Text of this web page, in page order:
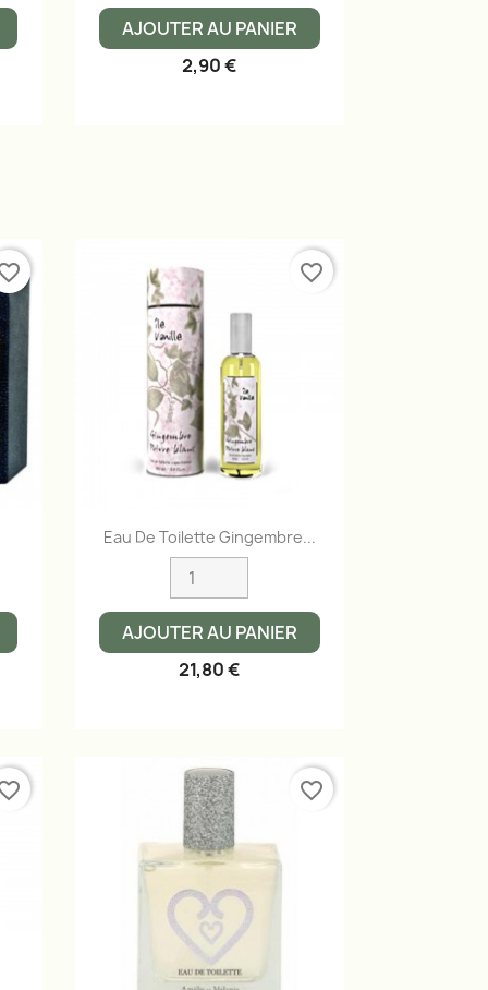
AJOUTER AU PANIER
2,90 €
Aperçu rapide
Eau De Toilette Gingembre...
AJOUTER AU PANIER
21,80 €
favorite_border
favorite_border